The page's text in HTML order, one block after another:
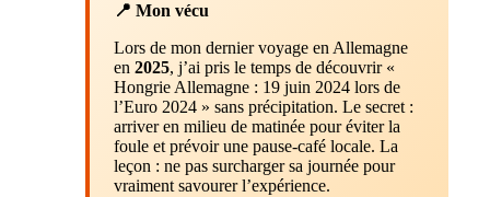
📍 Mon vécu
Lors de mon dernier voyage en Allemagne
en 2025, j’ai pris le temps de découvrir «
Hongrie Allemagne : 19 juin 2024 lors de
l’Euro 2024 » sans précipitation. Le secret :
arriver en milieu de matinée pour éviter la
foule et prévoir une pause-café locale. La
leçon : ne pas surcharger sa journée pour
vraiment savourer l’expérience.